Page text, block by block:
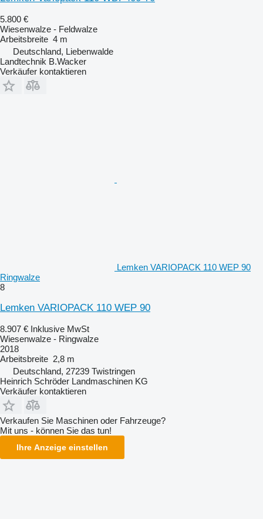
5.800 €
Wiesenwalze - Feldwalze
Arbeitsbreite 4 m
Deutschland, Liebenwalde
Landtechnik B.Wacker
Verkäufer kontaktieren
Lemken VARIOPACK 110 WEP 90
Ringwalze
8
Lemken VARIOPACK 110 WEP 90
8.907 € Inklusive MwSt
Wiesenwalze - Ringwalze
2018
Arbeitsbreite 2,8 m
Deutschland, 27239 Twistringen
Heinrich Schröder Landmaschinen KG
Verkäufer kontaktieren
Verkaufen Sie Maschinen oder Fahrzeuge?
Mit uns - können Sie das tun!
Ihre Anzeige einstellen